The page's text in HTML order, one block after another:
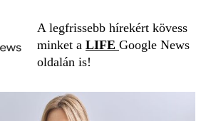
A legfrissebb hírekért kövess
minket a LIFE Google News
oldalán is!